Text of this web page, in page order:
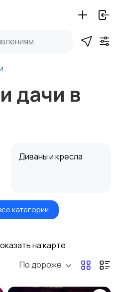
дачи в
Диваны и кресла
Кухонные гарнитуры
Оформление
категории
на карте
По дороже